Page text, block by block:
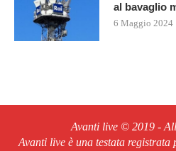
al bavaglio
6 Maggio 2024
Avanti live © 2019 -
Avanti live è una testata registrata